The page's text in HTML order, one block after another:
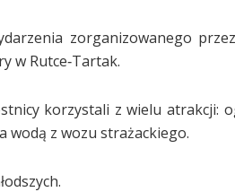
zorganizowanego
w Rutce‑Tartak.
korzystali z wielu atrakcji:
wodą z wozu strażackiego.